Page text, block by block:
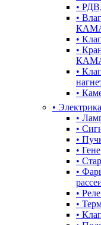
•
•
•
•
•
•
•
•
•
•
•
•
•
•
•
•